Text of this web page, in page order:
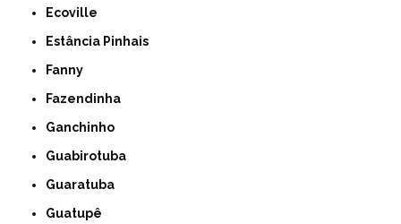
Ecoville
Estância Pinhais
Fanny
Fazendinha
Ganchinho
Guabirotuba
Guaratuba
Guatupê